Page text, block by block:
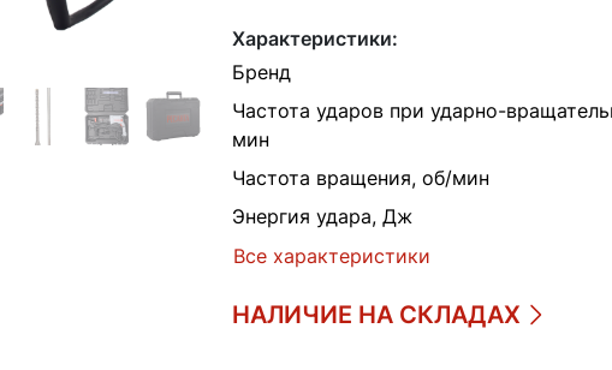
Характеристики:
Бренд
Частота ударов при ударно-
мин
Частота вращения, об/мин
Энергия удара, Дж
Все характеристики
НАЛИЧИЕ НА СКЛАДАХ